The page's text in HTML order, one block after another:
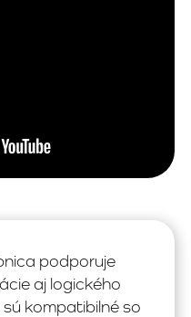
podporuje
aj logického
kompatibilné so